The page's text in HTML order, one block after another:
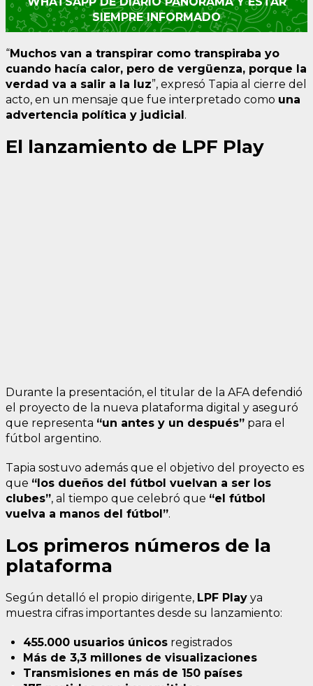
SIEMPRE INFORMADO
“Muchos van a transpirar como transpiraba yo
cuando hacía calor, pero de vergüenza, porque la
verdad va a salir a la luz”, expresó Tapia al cierre del
acto, en un mensaje que fue interpretado como una
advertencia política y judicial.
El lanzamiento de LPF Play
Durante la presentación, el titular de la AFA defendió
el proyecto de la nueva plataforma digital y aseguró
que representa “un antes y un después” para el
fútbol argentino.
Tapia sostuvo además que el objetivo del proyecto es
que “los dueños del fútbol vuelvan a ser los
clubes”, al tiempo que celebró que “el fútbol
vuelva a manos del fútbol”.
Los primeros números de la
plataforma
Según detalló el propio dirigente, LPF Play ya
muestra cifras importantes desde su lanzamiento:
455.000 usuarios únicos registrados
Más de 3,3 millones de visualizaciones
Transmisiones en más de 150 países